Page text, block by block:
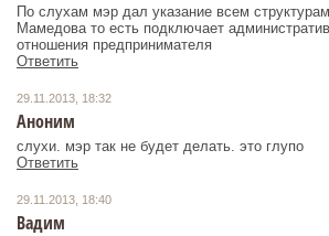
По слухам мэр дал указание всем
Мамедова то есть подключает
отношения предпринимателя
Ответить
29.11.2013, 18:32
Аноним
слухи. мэр так не будет делать. это глупо
Ответить
29.11.2013, 18:40
Вадим